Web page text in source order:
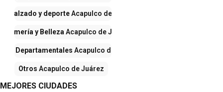
calzado y deporteAcapulco de Juárez
y Belleza Acapulco de Juárez
Departamentales Acapulco de Juárez
Otros Acapulco de Juárez
MEJORES CIUDADES